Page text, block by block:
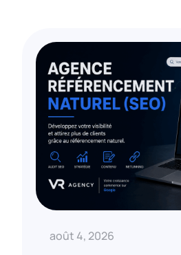
août 4, 2026